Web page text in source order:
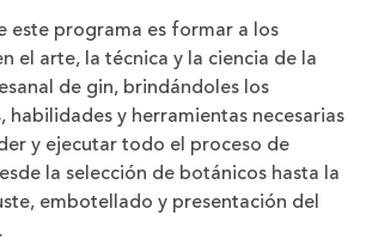
este programa es formar a los
el arte, la técnica y la ciencia de la
de gin, brindándoles los
habilidades y herramientas necesarias
y ejecutar todo el proceso de
la selección de botánicos hasta la
embotellado y presentación del